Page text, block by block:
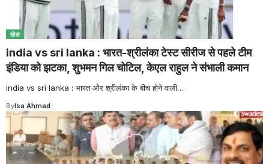
खेल
india vs sri lanka : भारत-श्रीलंका टेस्ट सीरीज से पहले टीम
इंडिया को झटका, शुभमन गिल चोटिल, केएल राहुल ने संभाली कमान
india vs sri lanka : भारत और श्रीलंका के बीच होने वाली…
ByIsa Ahmad